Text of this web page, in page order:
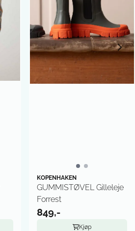
KOPENHAKEN
GUMMISTØVEL Gilleleje
Forrest
849,-
Kjøp